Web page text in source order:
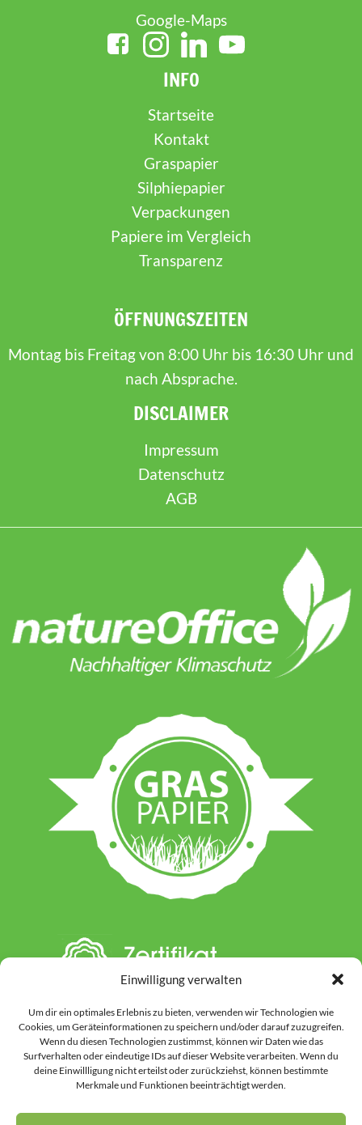
Einwilligung verwalten
Um dir ein optimales Erlebnis zu bieten, verwenden wir Technologien wie
Cookies, um Geräteinformationen zu speichern und/oder darauf zuzugreifen.
Wenn du diesen Technologien zustimmst, können wir Daten wie das
Surfverhalten oder eindeutige IDs auf dieser Website verarbeiten. Wenn du
deine Einwillligung nicht erteilst oder zurückziehst, können bestimmte
Merkmale und Funktionen beeinträchtigt werden.
Google-Maps
INFO
Startseite
Kontakt
Graspapier
Silphiepapier
Verpackungen
Papiere im Vergleich
Transparenz
ÖFFNUNGSZEITEN
Montag bis Freitag von 8:00 Uhr bis 16:30 Uhr und
nach Absprache.
DISCLAIMER
Impressum
Datenschutz
AGB
Hinweis: Auf dieser Website werden einzelne Inhalte unter Einsatz von KI-
gestützten Werkzeugen vorbereitet oder gestaltet. Dies kann Textinhalte